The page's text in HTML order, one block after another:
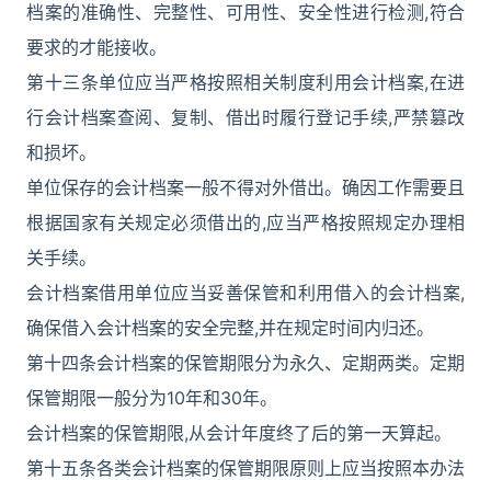
档案的准确性、完整性、可用性、安全性进行检测,符合
要求的才能接收。
第十三条单位应当严格按照相关制度利用会计档案,在进
行会计档案查阅、复制、借出时履行登记手续,严禁篡改
和损坏。
单位保存的会计档案一般不得对外借出。确因工作需要且
根据国家有关规定必须借出的,应当严格按照规定办理相
关手续。
会计档案借用单位应当妥善保管和利用借入的会计档案,
确保借入会计档案的安全完整,并在规定时间内归还。
第十四条会计档案的保管期限分为永久、定期两类。定期
保管期限一般分为10年和30年。
会计档案的保管期限,从会计年度终了后的第一天算起。
第十五条各类会计档案的保管期限原则上应当按照本办法